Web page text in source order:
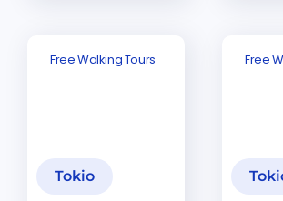
Free Walking Tours
Tokio
Free